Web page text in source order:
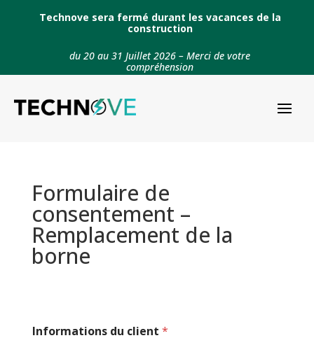
Technove sera fermé durant les vacances de la
construction
du 20 au 31 Juillet 2026 – Merci de votre
compréhension
Formulaire de
consentement –
Remplacement de la
borne
Informations du client *